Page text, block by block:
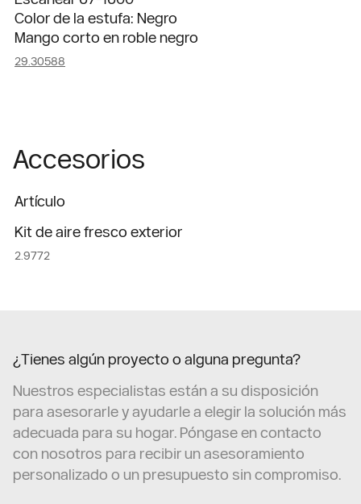
Color de la estufa: Negro
Mango corto en roble negro
29.30588
Accesorios
Artículo
Kit de aire fresco exterior
2.9772
¿Tienes algún proyecto o alguna pregunta?
Nuestros especialistas están a su disposición
para asesorarle y ayudarle a elegir la solución más
adecuada para su hogar. Póngase en contacto
con nosotros para recibir un asesoramiento
personalizado o un presupuesto sin compromiso.